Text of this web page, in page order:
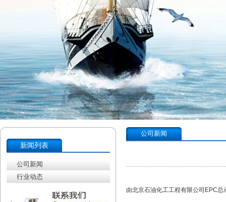
新闻列表
公司新闻
行业动态
公司新闻
由北京石油化工工程有限公司EPC